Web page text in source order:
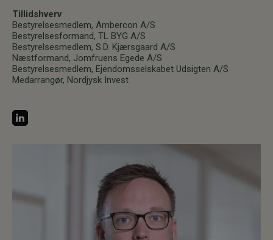
Tillidshverv
Bestyrelsesmedlem, Ambercon A/S
Bestyrelsesformand, TL BYG A/S
Bestyrelsesmedlem, S.D. Kjærsgaard A/S
Næstformand, Jomfruens Egede A/S
Bestyrelsesmedlem, Ejendomsselskabet Udsigten A/S
Medarrangør, Nordjysk Invest